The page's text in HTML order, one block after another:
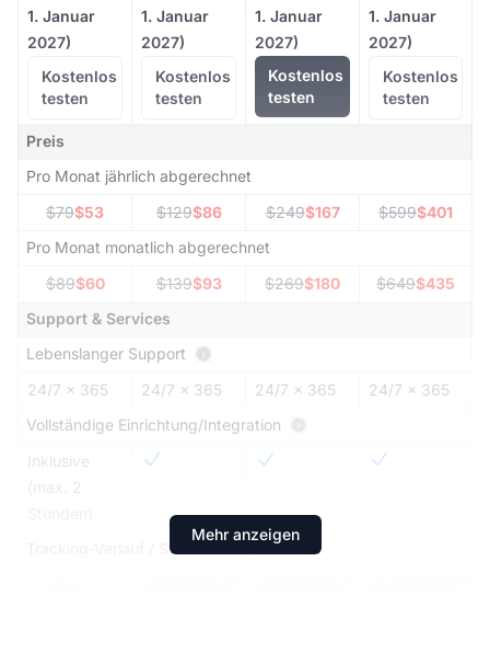
1. Januar
2027)
Kostenlos
testen
1. Januar
2027)
Kostenlos
testen
1. Januar
2027)
Kostenlos
testen
1. Januar
2027)
Kostenlos
testen
Preis
Pro Monat jährlich abgerechnet
$79$53 $129$86 $249$167 $599$401
Pro Monat monatlich abgerechnet
$89$60 $139$93 $269$180 $649$435
Support & Services
Lebenslanger Support
24/7 × 365
24/7 × 365 24/7 × 365
24/7 × 365
Vollständige Einrichtung/Integration
Inklusive
Tracking-Verlauf / Statistiken
Mehr anzeigen